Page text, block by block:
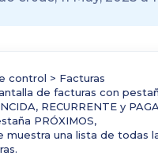
control > Facturas
de facturas con
RECURRENTE y
PRÓXIMOS,
muestra una lista de todas